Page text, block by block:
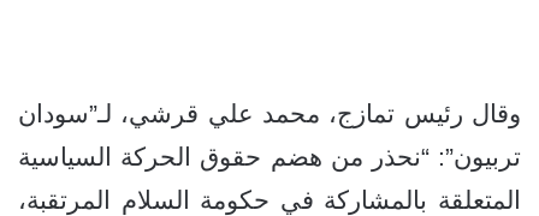
وقال رئيس تمازج، محمد علي قرشي، لـ”سودان
تربيون”: “نحذر من هضم حقوق الحركة السياسية
المتعلقة بالمشاركة في حكومة السلام المرتقبة،